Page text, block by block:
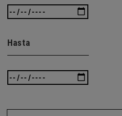
Hasta